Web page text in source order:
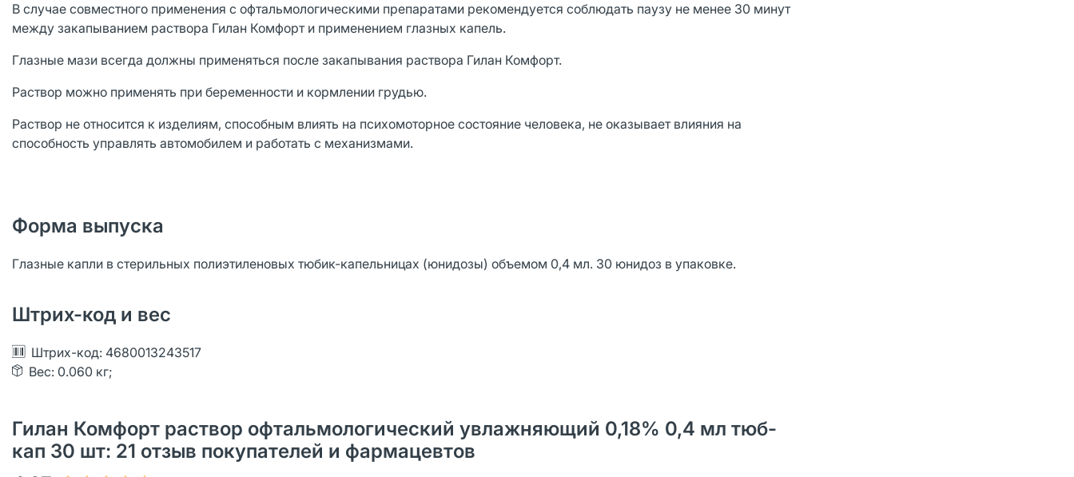
В случае совместного применения с офтальмологическими препаратами рекомендуется соблюдать паузу не менее 30 минут
между закапыванием раствора Гилан Комфорт и применением глазных капель.
Глазные мази всегда должны применяться после закапывания раствора Гилан Комфорт.
Раствор можно применять при беременности и кормлении грудью.
Раствор не относится к изделиям, способным влиять на психомоторное состояние человека, не оказывает влияния на
способность управлять автомобилем и работать с механизмами.
Форма выпуска
Глазные капли в стерильных полиэтиленовых тюбик-капельницах (юнидозы) объемом 0,4 мл. 30 юнидоз в упаковке.
Штрих-код и вес
Штрих-код: 4680013243517
Вес: 0.060 кг;
Гилан Комфорт раствор офтальмологический увлажняющий 0,18% 0,4 мл тюб-
кап 30 шт: 21 oтзыв покупателей и фармацевтов